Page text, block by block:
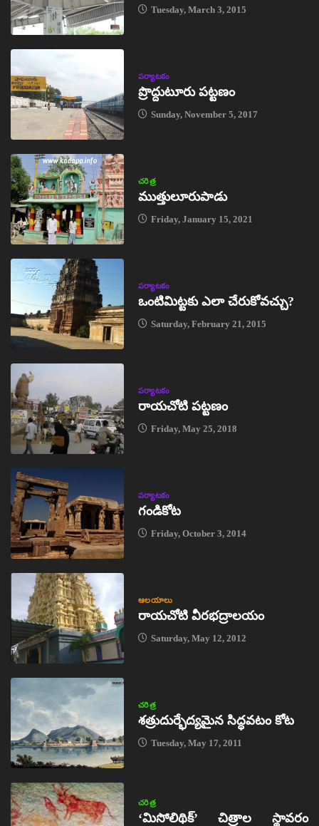
Tuesday, March 3, 2015
పర్యాటకం
ప్రొద్దుటూరు పట్టణం
Sunday, November 5, 2017
చరిత్ర
ముత్తులూరుపాడు
Friday, January 15, 2021
పర్యాటకం
ఒంటిమిట్టకు ఎలా చేరుకోవచ్చు?
Saturday, February 21, 2015
పర్యాటకం
రాయచోటి పట్టణం
Friday, May 25, 2018
పర్యాటకం
గండికోట
Friday, October 3, 2014
ఆలయాలు
రాయచోటి వీరభద్రాలయం
Saturday, May 12, 2012
చరిత్ర
శత్రుదుర్భేద్యమైన సిద్ధవటం కోట
Tuesday, May 17, 2011
చరిత్ర
‘మిసోలిథిక్‌’ చిత్రాల స్థావరం